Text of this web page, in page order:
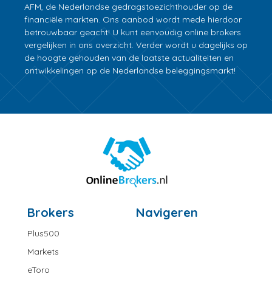
AFM, de Nederlandse gedragstoezichthouder op de
financiële markten. Ons aanbod wordt mede hierdoor
betrouwbaar geacht! U kunt eenvoudig online brokers
vergelijken in ons overzicht. Verder wordt u dagelijks op
de hoogte gehouden van de laatste actualiteiten en
ontwikkelingen op de Nederlandse beleggingsmarkt!
Brokers
Plus500
Markets
eToro
Navigeren